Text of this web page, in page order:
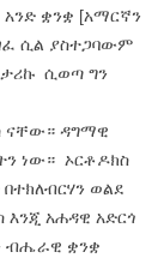
ቋንቋ [አማርኛን
ሲል ያስተጋባውም
ታሪኩ ሲወጣ ግን
ናቸው። ዳግማዊ
ነው። ኦርቶዶክስ
ወልደ
አሐዳዊ አድርጎ
ብሔራዊ ቋንቋ